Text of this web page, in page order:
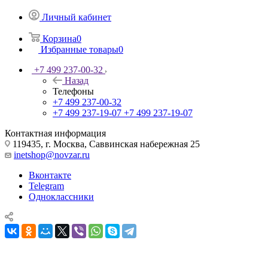
Личный кабинет
Корзина0
Избранные товары0
+7 499 237-00-32
Назад
Телефоны
+7 499 237-00-32
+7 499 237-19-07 +7 499 237-19-07
Контактная информация
119435, г. Москва, Саввинская набережная 25
inetshop@novzar.ru
Вконтакте
Telegram
Одноклассники